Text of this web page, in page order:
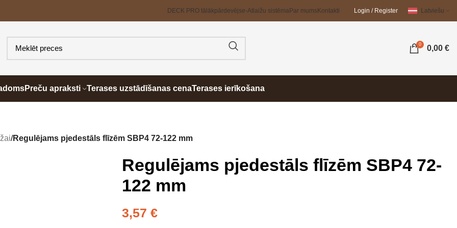
DECK PRO tālākpārdevējse-Atlaižu sistēmaPar mumsKontakti Login / Register Latviešu
0 0,00 €
Preču apraksti Terases uzstādīšanas cenaTerases ierīkošana
/Regulējams pjedestāls flīzēm SBP4 72-122 mm
Regulējams pjedestāls flīzēm SBP4 72-
122 mm
3,57 €